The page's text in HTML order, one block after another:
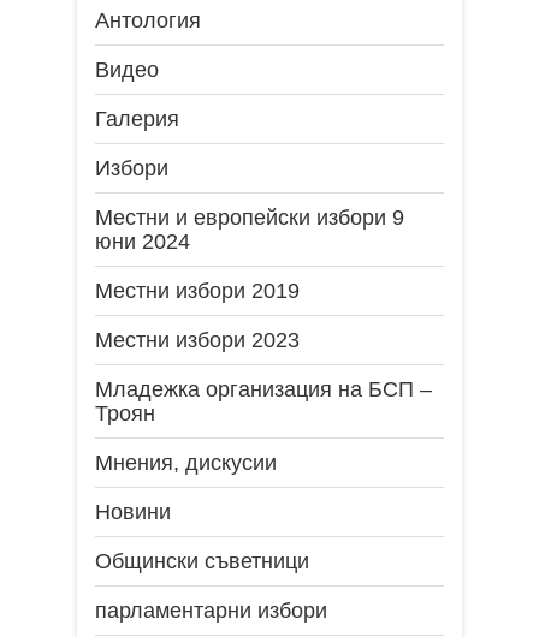
Антология
Видео
Галерия
Избори
Местни и европейски избори 9
юни 2024
Местни избори 2019
Местни избори 2023
Младежка организация на БСП –
Троян
Мнения, дискусии
Новини
Общински съветници
парламентарни избори